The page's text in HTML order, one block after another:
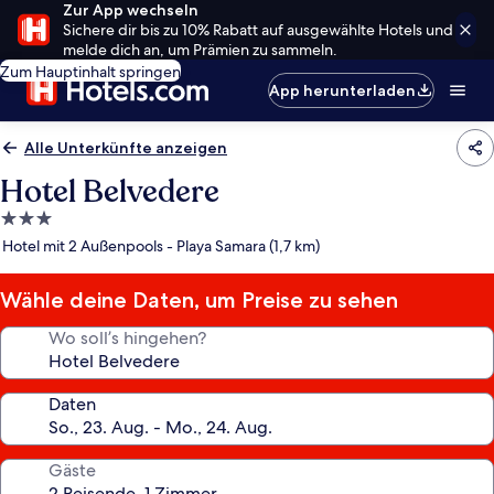
Zur App wechseln
Sichere dir bis zu 10% Rabatt auf ausgewählte Hotels und
melde dich an, um Prämien zu sammeln.
Zum Hauptinhalt springen
App herunterladen
Alle Unterkünfte anzeigen
Hotel Belvedere
3.0-
Sterne-
Hotel mit 2 Außenpools - Playa Samara (1,7 km)
Wähle deine Daten, um Preise zu sehen
Wo soll’s hingehen?
Daten
Gäste